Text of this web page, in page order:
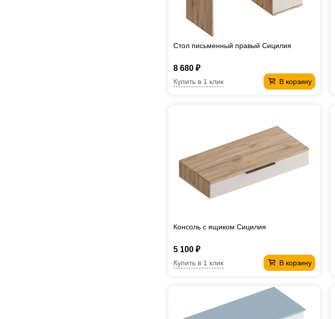
Стол письменный правый Сицилия
8 680 ₽
В корзину
Купить в 1 клик
Консоль с ящиком Сицилия
5 100 ₽
В корзину
Купить в 1 клик